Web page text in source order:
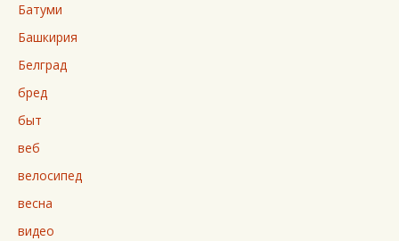
Батуми
Башкирия
Белград
бред
быт
веб
велосипед
весна
видео